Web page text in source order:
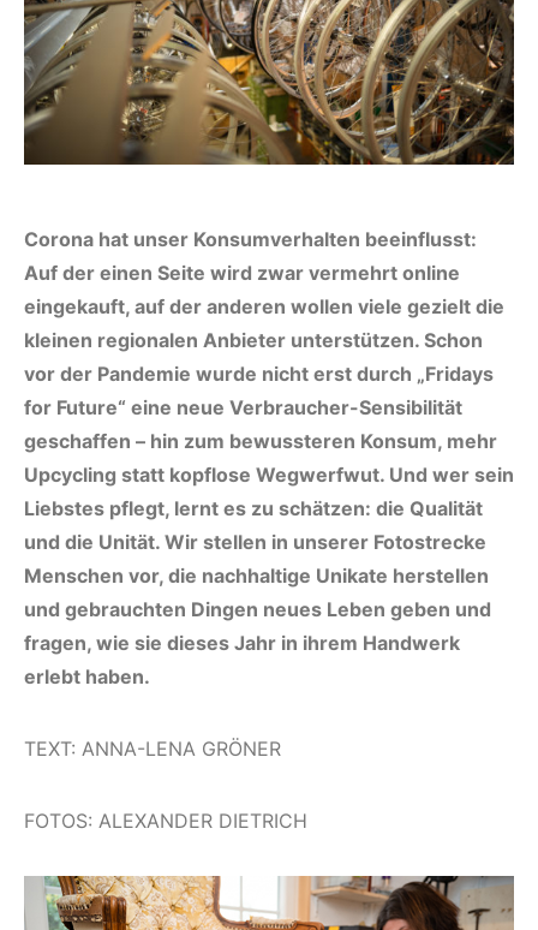
Corona hat unser Konsumverhalten beeinflusst:
Auf der einen Seite wird zwar vermehrt online
eingekauft, auf der anderen wollen viele gezielt die
kleinen regionalen Anbieter unterstützen. Schon
vor der Pandemie wurde nicht erst durch „Fridays
for Future“ eine neue Verbraucher-Sensibilität
geschaffen – hin zum bewussteren Konsum, mehr
Upcycling statt kopflose Wegwerfwut. Und wer sein
Liebstes pflegt, lernt es zu schätzen: die Qualität
und die Unität. Wir stellen in unserer Fotostrecke
Menschen vor, die nachhaltige Unikate herstellen
und gebrauchten Dingen neues Leben geben und
fragen, wie sie dieses Jahr in ihrem Handwerk
erlebt haben.
TEXT: ANNA-LENA GRÖNER
FOTOS: ALEXANDER DIETRICH